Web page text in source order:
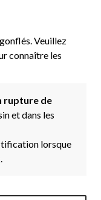
Veuillez
connaître les
rupture de
et dans les
lorsque